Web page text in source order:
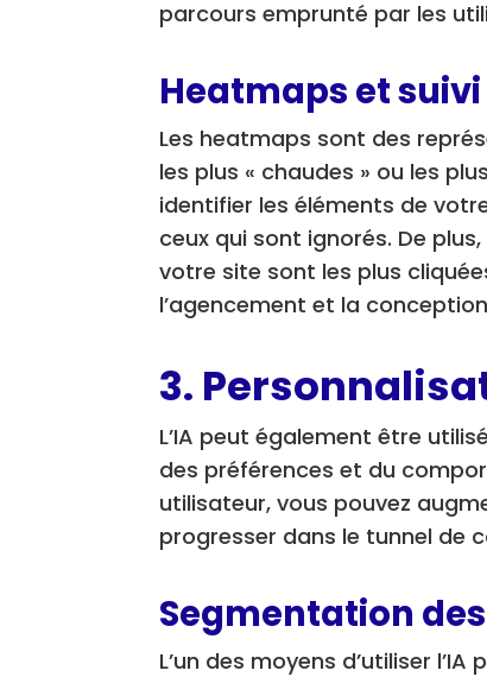
parcours emprunté par les
Heatmaps et
Les heatmaps sont des
les plus « chaudes » ou les
identifier les éléments de
ceux qui sont ignorés. De
votre site sont les plus
l’agencement et la
3.
L’IA peut également être
des préférences et du
utilisateur, vous pouvez
progresser dans le tunnel de
Segmentation
L’un des moyens d’utiliser